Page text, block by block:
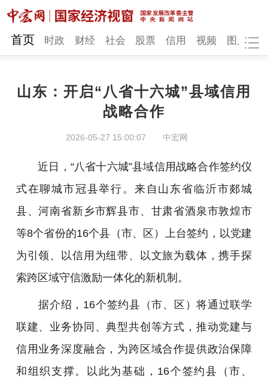
网站地图
财经 社会
图片
地方发展
首页 时政 财经 社会 股票 信用 视频 图片
山东：开启“八省十六城”县域信用
战略合作
2026-05-27 15:00:07 中宏网
近日，“八省十六城”县域信用战略合作签约仪
式在聊城市冠县举行。来自山东省临沂市郯城
县、河南省新乡市辉县市、甘肃省酒泉市敦煌市
等8个省份的16个县（市、区）上台签约，以党建
为引领、以信用为纽带、以文旅为载体，携手探
索跨区域守信激励一体化的新机制。
据介绍，16个签约县（市、区）将通过联学
联建、业务协同、典型共创等方式，推动党建与
信用业务深度融合，为跨区域合作提供政治保障
和组织支撑。以此为基础，16个签约县（市、